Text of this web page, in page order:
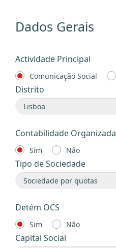
Dados Gerais
Actividade Principal
Comunicação Social
Distrito
Contabilidade Organizada
Sim Não
Tipo de Sociedade
Detém OCS
Sim Não
Capital Social